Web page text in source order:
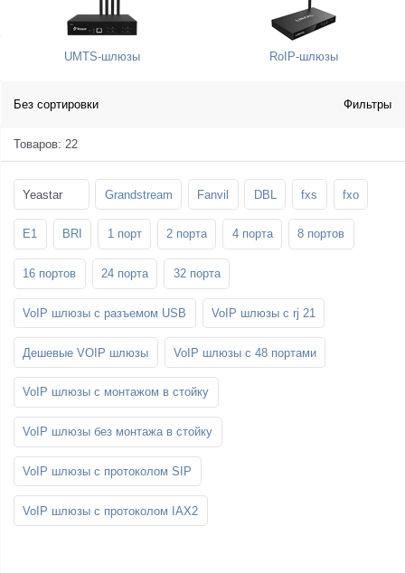
UMTS-шлюзы RoIP-шлюзы
Без сортировки Фильтры
Товаров: 22
Yeastar Grandstream Fanvil DBL fxs fxo
E1 BRI 1 порт 2 порта 4 порта 8 портов
16 портов 24 порта 32 порта
VoIP шлюзы с разъемом USB VoIP шлюзы с rj 21
Дешевые VOIP шлюзы VoIP шлюзы с 48 портами
VoIP шлюзы с монтажом в стойку
VoIP шлюзы без монтажа в стойку
VoIP шлюзы с протоколом SIP
VoIP шлюзы с протоколом IAX2
Стойки и крепления для панелей и
телевизоров
Шахтные телефоны
SFP-модули
3G/4G LTE и ADSL модемы
Мобильные телефоны